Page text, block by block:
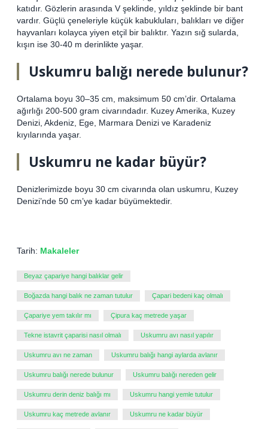
katıdır. Gözlerin arasında V şeklinde, yıldız şeklinde bir bant
vardır. Güçlü çeneleriyle küçük kabukluları, balıkları ve diğer
hayvanları kolayca yiyen etçil bir balıktır. Yazın sığ sularda,
kışın ise 30-40 m derinlikte yaşar.
Uskumru balığı nerede bulunur?
Ortalama boyu 30–35 cm, maksimum 50 cm’dir. Ortalama
ağırlığı 200-500 gram civarındadır. Kuzey Amerika, Kuzey
Denizi, Akdeniz, Ege, Marmara Denizi ve Karadeniz
kıyılarında yaşar.
Uskumru ne kadar büyür?
Denizlerimizde boyu 30 cm civarında olan uskumru, Kuzey
Denizi’nde 50 cm’ye kadar büyümektedir.
Tarih: Makaleler
Beyaz çapariye hangi balıklar gelir
Boğazda hangi balık ne zaman tutulur Çapari bedeni kaç olmalı
Çapariye yem takılır mı Çipura kaç metrede yaşar
Tekne istavrit çaparisi nasıl olmalı Uskumru avı nasıl yapılır
Uskumru avı ne zaman Uskumru balığı hangi aylarda avlanır
Uskumru balığı nerede bulunur Uskumru balığı nereden gelir
Uskumru derin deniz balığı mı Uskumru hangi yemle tutulur
Uskumru kaç metrede avlanır Uskumru ne kadar büyür